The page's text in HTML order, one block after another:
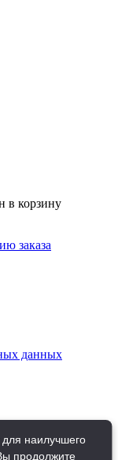
наилучшего
продолжите
в корзину
заказа
данных